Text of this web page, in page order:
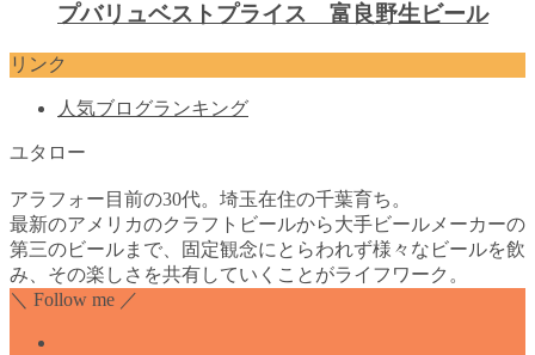
プバリュベストプライス 富良野生ビール
リンク
人気ブログランキング
ユタロー
アラフォー目前の30代。埼玉在住の千葉育ち。
最新のアメリカのクラフトビールから大手ビールメーカーの
第三のビールまで、固定観念にとらわれず様々なビールを飲
み、その楽しさを共有していくことがライフワーク。
＼ Follow me ／